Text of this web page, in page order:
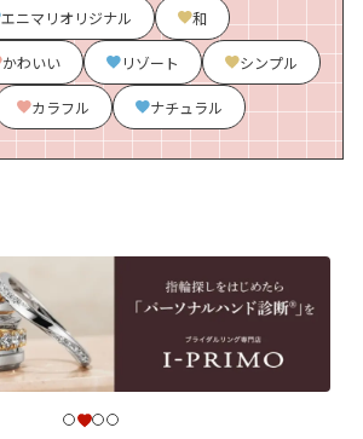
エニマリオリジナル 和
かわいい リゾート シンプル
カラフル ナチュラル